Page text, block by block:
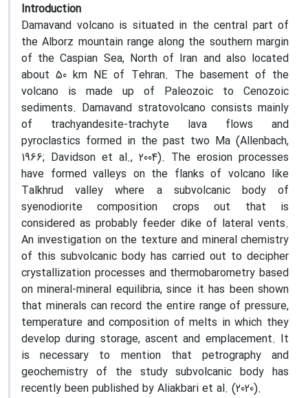
Introduction
Damavand volcano is situated in the central part of
the Alborz mountain range along the southern margin
of the Caspian Sea, North of Iran and also located
about 50 km NE of Tehran. The basement of the
volcano is made up of Paleozoic to Cenozoic
sediments. Damavand stratovolcano consists mainly
of trachyandesite-trachyte lava flows and
pyroclastics formed in the past two Ma (Allenbach,
1966; Davidson et al., 2004). The erosion processes
have formed valleys on the flanks of volcano like
Talkhrud valley where a subvolcanic body of
syenodiorite composition crops out that is
considered as probably feeder dike of lateral vents.
An investigation on the texture and mineral chemistry
of this subvolcanic body has carried out to decipher
crystallization processes and thermobarometry based
on mineral-mineral equilibria, since it has been shown
that minerals can record the entire range of pressure,
temperature and composition of melts in which they
develop during storage, ascent and emplacement. It
is necessary to mention that petrography and
geochemistry of the study subvolcanic body has
recently been published by Aliakbari et al. (2020).